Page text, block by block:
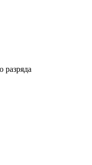
разряда